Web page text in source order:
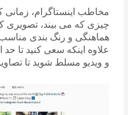
مخاطب اینستاگرام، زمانی
چیزی که می بیند،
هماهنگی و رنگ بندی
علاوه اینکه سعی کنید تا
و ویدیو مسلط شوید تا